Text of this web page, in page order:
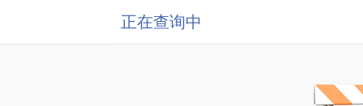
正在查询中